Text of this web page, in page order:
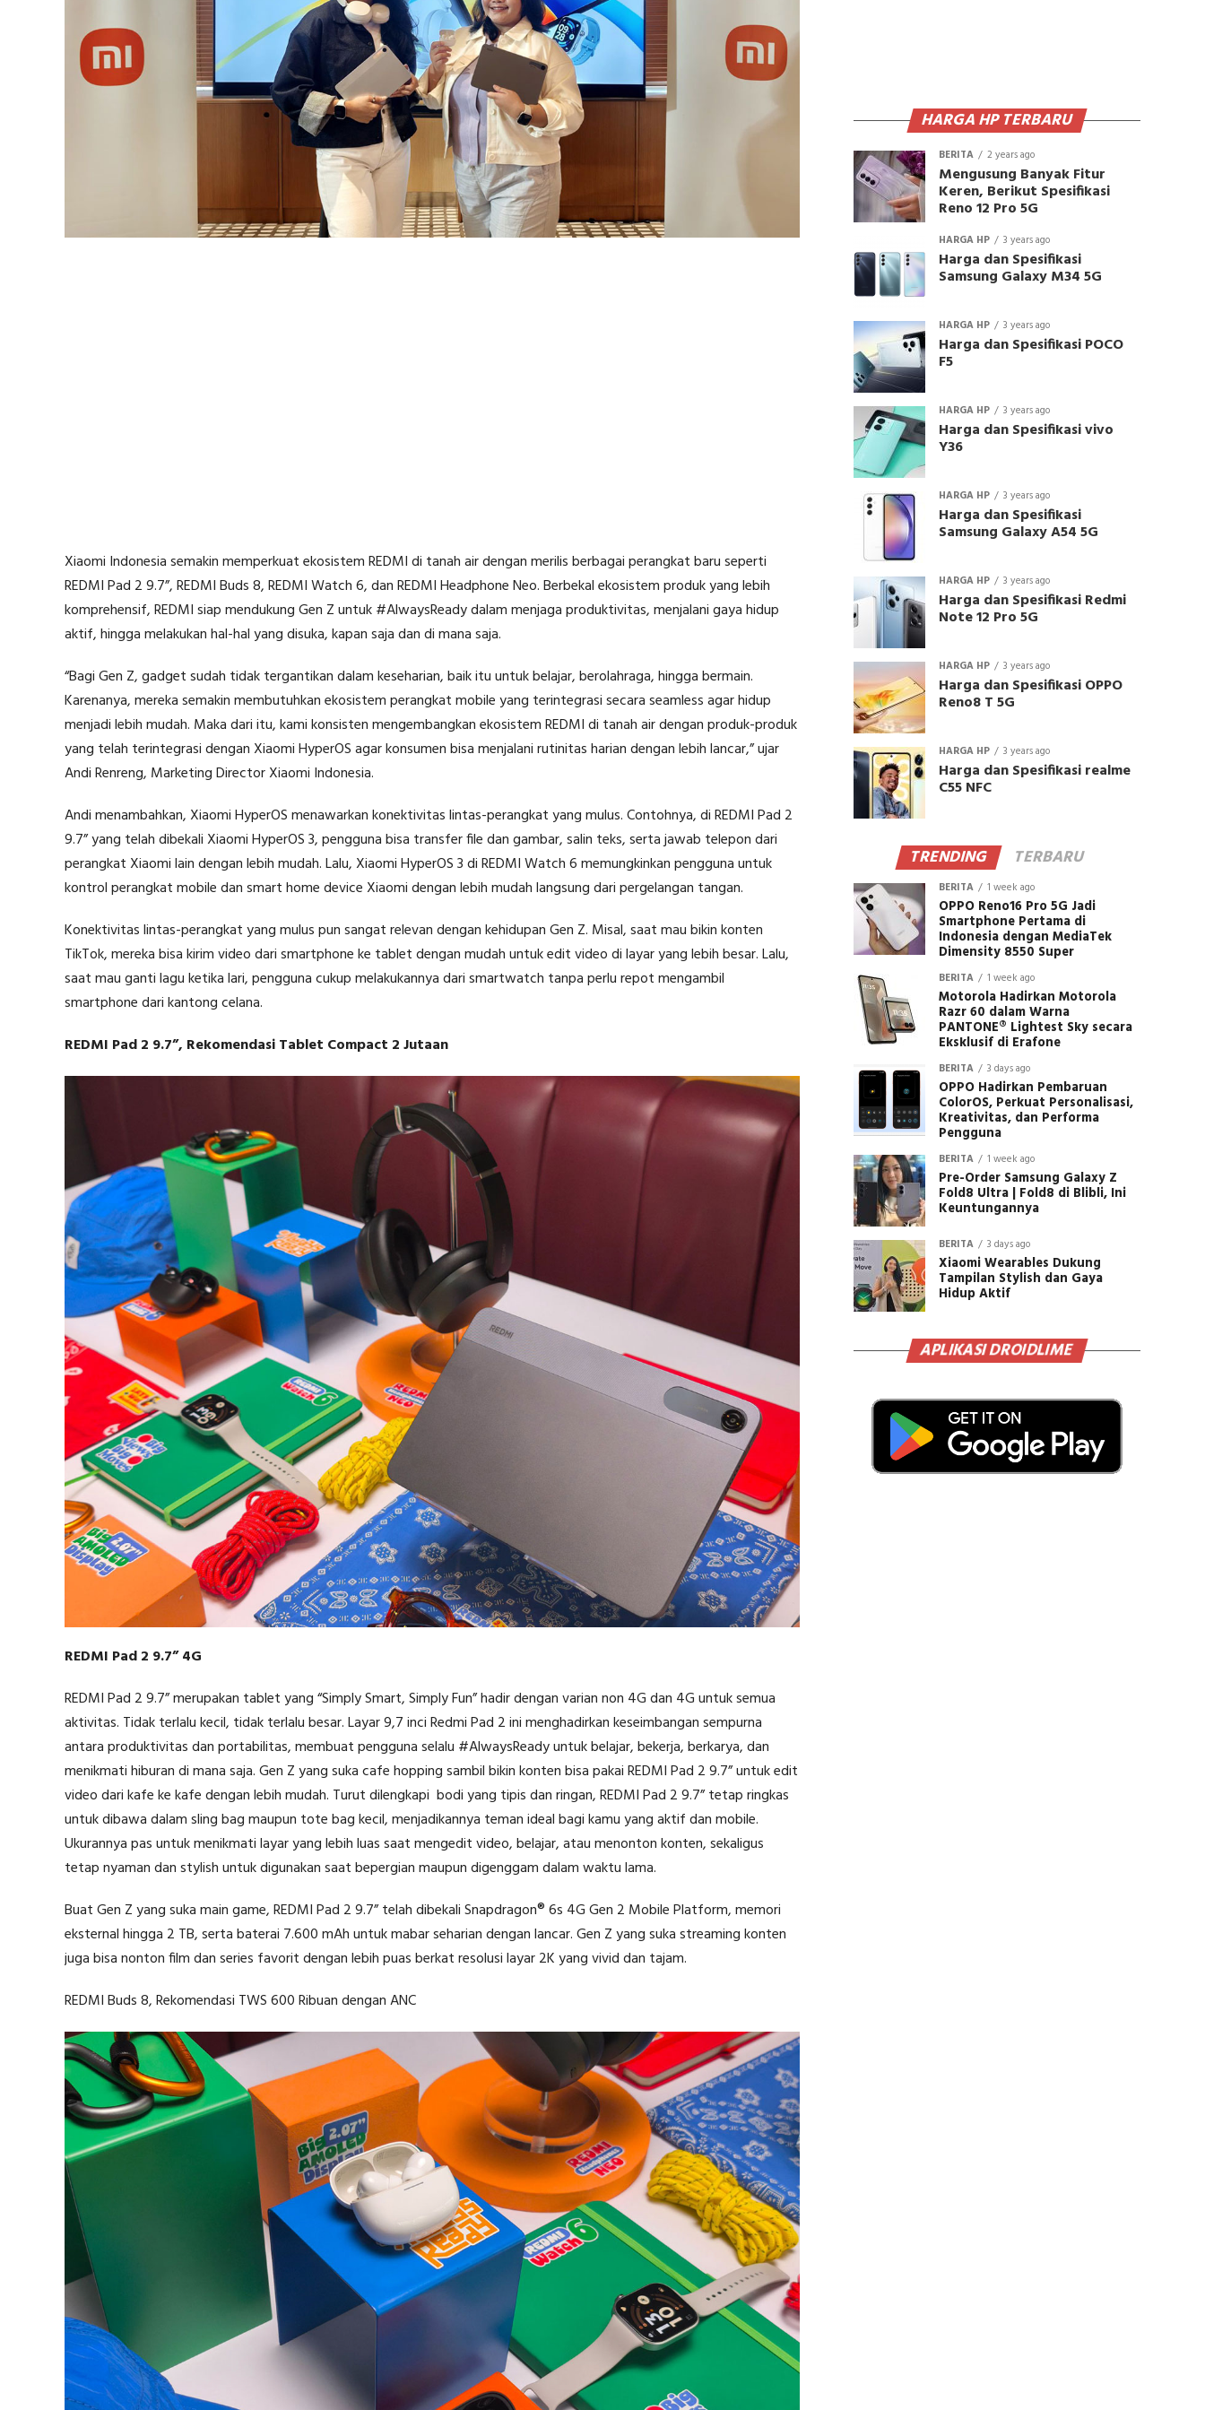
Xiaomi Indonesia semakin memperkuat ekosistem REDMI di tanah air dengan merilis berbagai perangkat baru seperti
REDMI Pad 2 9.7”, REDMI Buds 8, REDMI Watch 6, dan REDMI Headphone Neo. Berbekal ekosistem produk yang lebih
komprehensif, REDMI siap mendukung Gen Z untuk #AlwaysReady dalam menjaga produktivitas, menjalani gaya hidup
aktif, hingga melakukan hal-hal yang disuka, kapan saja dan di mana saja.
“Bagi Gen Z, gadget sudah tidak tergantikan dalam keseharian, baik itu untuk belajar, berolahraga, hingga bermain.
Karenanya, mereka semakin membutuhkan ekosistem perangkat mobile yang terintegrasi secara seamless agar hidup
menjadi lebih mudah. Maka dari itu, kami konsisten mengembangkan ekosistem REDMI di tanah air dengan produk-produk
yang telah terintegrasi dengan Xiaomi HyperOS agar konsumen bisa menjalani rutinitas harian dengan lebih lancar,” ujar
Andi Renreng, Marketing Director Xiaomi Indonesia.
Andi menambahkan, Xiaomi HyperOS menawarkan konektivitas lintas-perangkat yang mulus. Contohnya, di REDMI Pad 2
9.7” yang telah dibekali Xiaomi HyperOS 3, pengguna bisa transfer file dan gambar, salin teks, serta jawab telepon dari
perangkat Xiaomi lain dengan lebih mudah. Lalu, Xiaomi HyperOS 3 di REDMI Watch 6 memungkinkan pengguna untuk
kontrol perangkat mobile dan smart home device Xiaomi dengan lebih mudah langsung dari pergelangan tangan.
Konektivitas lintas-perangkat yang mulus pun sangat relevan dengan kehidupan Gen Z. Misal, saat mau bikin konten
TikTok, mereka bisa kirim video dari smartphone ke tablet dengan mudah untuk edit video di layar yang lebih besar. Lalu,
saat mau ganti lagu ketika lari, pengguna cukup melakukannya dari smartwatch tanpa perlu repot mengambil
smartphone dari kantong celana.
REDMI Pad 2 9.7”, Rekomendasi Tablet Compact 2 Jutaan
REDMI Pad 2 9.7” 4G
REDMI Pad 2 9.7” merupakan tablet yang “Simply Smart, Simply Fun” hadir dengan varian non 4G dan 4G untuk semua
aktivitas. Tidak terlalu kecil, tidak terlalu besar. Layar 9,7 inci Redmi Pad 2 ini menghadirkan keseimbangan sempurna
antara produktivitas dan portabilitas, membuat pengguna selalu #AlwaysReady untuk belajar, bekerja, berkarya, dan
menikmati hiburan di mana saja. Gen Z yang suka cafe hopping sambil bikin konten bisa pakai REDMI Pad 2 9.7” untuk edit
video dari kafe ke kafe dengan lebih mudah. Turut dilengkapi bodi yang tipis dan ringan, REDMI Pad 2 9.7” tetap ringkas
untuk dibawa dalam sling bag maupun tote bag kecil, menjadikannya teman ideal bagi kamu yang aktif dan mobile.
Ukurannya pas untuk menikmati layar yang lebih luas saat mengedit video, belajar, atau menonton konten, sekaligus
tetap nyaman dan stylish untuk digunakan saat bepergian maupun digenggam dalam waktu lama.
Buat Gen Z yang suka main game, REDMI Pad 2 9.7” telah dibekali Snapdragon® 6s 4G Gen 2 Mobile Platform, memori
eksternal hingga 2 TB, serta baterai 7.600 mAh untuk mabar seharian dengan lancar. Gen Z yang suka streaming konten
juga bisa nonton film dan series favorit dengan lebih puas berkat resolusi layar 2K yang vivid dan tajam.
REDMI Buds 8, Rekomendasi TWS 600 Ribuan dengan ANC
HARGA HP TERBARU
BERITA 2 years ago
Mengusung Banyak Fitur
Keren, Berikut Spesifikasi
Reno 12 Pro 5G
HARGA HP 3 years ago
Harga dan Spesifikasi
Samsung Galaxy M34 5G
HARGA HP 3 years ago
Harga dan Spesifikasi POCO
F5
HARGA HP 3 years ago
Harga dan Spesifikasi vivo
Y36
HARGA HP 3 years ago
Harga dan Spesifikasi
Samsung Galaxy A54 5G
HARGA HP 3 years ago
Harga dan Spesifikasi Redmi
Note 12 Pro 5G
HARGA HP 3 years ago
Harga dan Spesifikasi OPPO
Reno8 T 5G
HARGA HP 3 years ago
Harga dan Spesifikasi realme
C55 NFC
TRENDING TERBARU
BERITA 1 week ago
OPPO Reno16 Pro 5G Jadi
Smartphone Pertama di
Indonesia dengan MediaTek
Dimensity 8550 Super
BERITA 1 week ago
Motorola Hadirkan Motorola
Razr 60 dalam Warna
PANTONE® Lightest Sky secara
Eksklusif di Erafone
BERITA 3 days ago
OPPO Hadirkan Pembaruan
ColorOS, Perkuat Personalisasi,
Kreativitas, dan Performa
Pengguna
BERITA 1 week ago
Pre-Order Samsung Galaxy Z
Fold8 Ultra | Fold8 di Blibli, Ini
Keuntungannya
BERITA 3 days ago
Xiaomi Wearables Dukung
Tampilan Stylish dan Gaya
Hidup Aktif
APLIKASI DROIDLIME